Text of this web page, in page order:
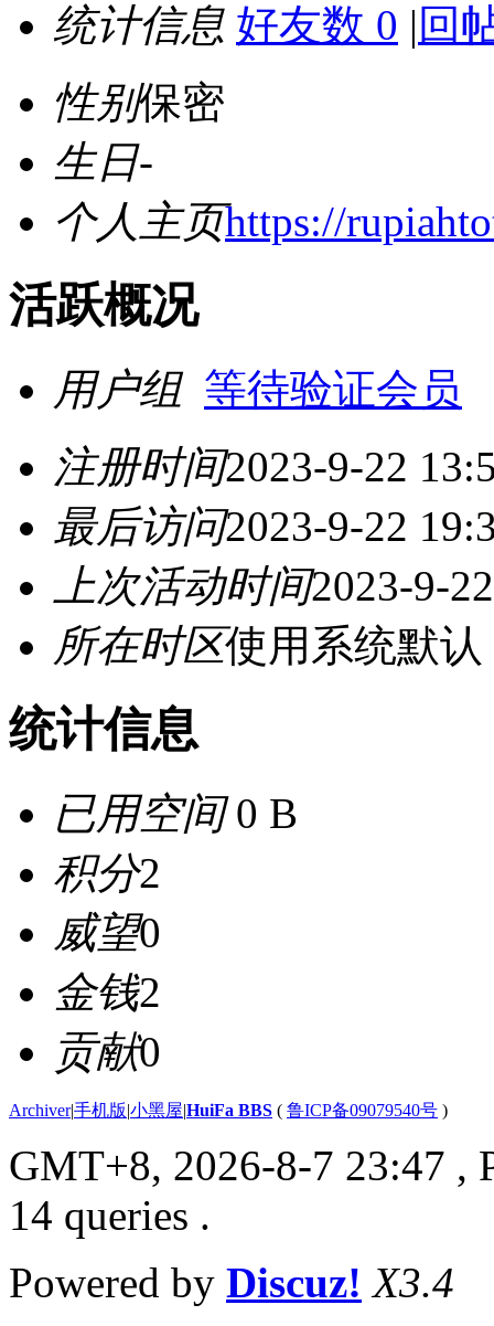
统计信息 好友数 0 | 回
性别保密
生日-
个人主页https://
活跃概况
用户组 等待验证会员
注册时间2023-9-22
最后访问2023-9-22
上次活动时间2023-9-
所在时区使用系统默认
统计信息
已用空间0 B
积分2
威望0
金钱2
贡献0
Archiver|手机版|小黑屋|HuiFa BBS ( 鲁ICP备09079540号 )
GMT+8, 2026-8-7 23:47 ,
14 queries .
Powered by Discuz! X3.4